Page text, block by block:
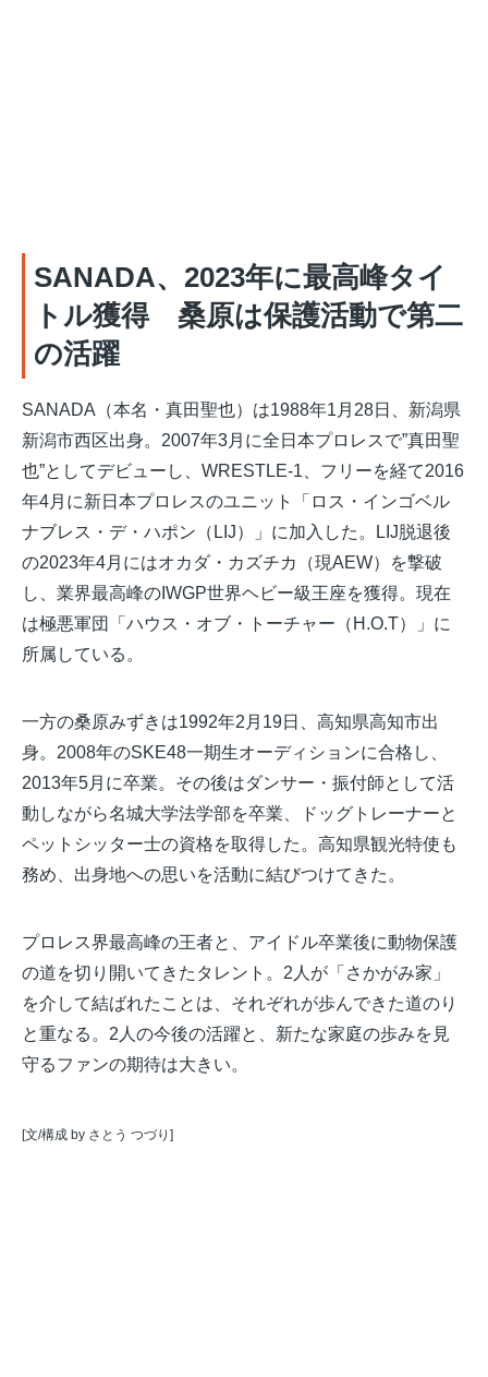
SANADA、2023年に最高峰タイ
トル獲得 桑原は保護活動で第二
の活躍
SANADA（本名・真田聖也）は1988年1月28日、新潟県
新潟市西区出身。2007年3月に全日本プロレスで”真田聖
也”としてデビューし、WRESTLE-1、フリーを経て2016
年4月に新日本プロレスのユニット「ロス・インゴベル
ナブレス・デ・ハポン（LIJ）」に加入した。LIJ脱退後
の2023年4月にはオカダ・カズチカ（現AEW）を撃破
し、業界最高峰のIWGP世界ヘビー級王座を獲得。現在
は極悪軍団「ハウス・オブ・トーチャー（H.O.T）」に
所属している。
一方の桑原みずきは1992年2月19日、高知県高知市出
身。2008年のSKE48一期生オーディションに合格し、
2013年5月に卒業。その後はダンサー・振付師として活
動しながら名城大学法学部を卒業、ドッグトレーナーと
ペットシッター士の資格を取得した。高知県観光特使も
務め、出身地への思いを活動に結びつけてきた。
プロレス界最高峰の王者と、アイドル卒業後に動物保護
の道を切り開いてきたタレント。2人が「さかがみ家」
を介して結ばれたことは、それぞれが歩んできた道のり
と重なる。2人の今後の活躍と、新たな家庭の歩みを見
守るファンの期待は大きい。
[文/構成 by さとう つづり]